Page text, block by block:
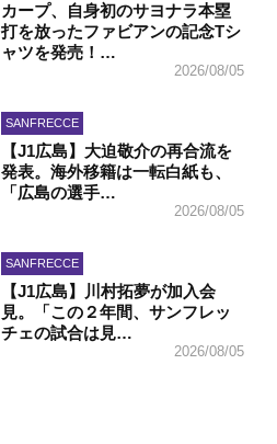
カープ、自身初のサヨナラ本塁
打を放ったファビアンの記念Tシ
ャツを発売！…
2026/08/05
SANFRECCE
【J1広島】大迫敬介の再合流を
発表。海外移籍は一転白紙も、
「広島の選手…
2026/08/05
SANFRECCE
【J1広島】川村拓夢が加入会
見。「この２年間、サンフレッ
チェの試合は見…
2026/08/05